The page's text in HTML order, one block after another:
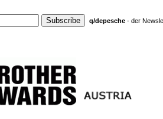
q/depesche - der